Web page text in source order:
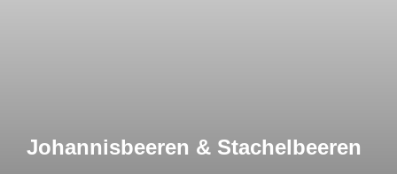
Johannisbeeren & Stachelbeeren